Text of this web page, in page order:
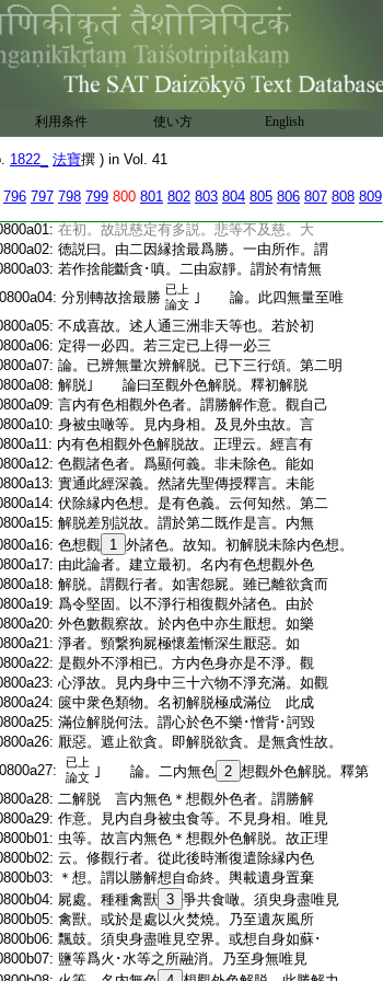
利用条件 使い方 English
1822_ 法寶撰 ) in Vol. 41
796 797 798 799 800 801 802 803 804 805 806 807 808 809
起上地無量速疾。猶如學書 問初定無
量無間。即能起第二定無量不。有説不能。
必修自地加行。引發方現前故。有説亦能。已
熟修者起一加行。或無加行能歴諸地。或
上或下起無量故 婆沙八十三云。＊如契
經説。住慈定者刀･毒･水･火皆不能害。必
無災横而致命終 問何故爾耶。尊者世友
作如是説。以慈是不害法故。有説慈勢力
大故。有説慈爲饒益
故。大徳説曰。若住慈定。色界大種遍身分
在初。故説慈定有多説。悲等不及慈。大
徳説曰。由二因縁捨最爲勝。一由所作。謂
若作捨能斷貪･嗔。二由寂靜。謂於有情無
分別轉故捨最勝 已上
論文 ｣ 論。此四無量至唯
不成喜故。述人通三洲非天等也。若於初
定得一必四。若三定已上得一必三
論。已辨無量次辨解脱。已下三行頌。第二明
解脱｣ 論曰至觀外色解脱。釋初解脱
言内有色相觀外色者。謂勝解作意。觀自己
身被虫噉等。見内身相。及見外虫故。言
内有色相觀外色解脱故。正理云。經言有
色觀諸色者。爲顯何義。非未除色。能如
實通此經深義。然諸先聖傳授釋言。未能
伏除縁内色想。是有色義。云何知然。第二
解脱差別説故。謂於第二既作是言。内無
色想觀 1 外諸色。故知。初解脱未除内色想。
由此論者。建立最初。名内有色想觀外色
解脱。謂觀行者。如害怨屍。雖已離欲貪而
爲令堅固。以不淨行相復觀外諸色。由於
外色數觀察故。於内色中亦生厭想。如樂
淨者。頸繋狗屍極懷羞慚深生厭惡。如
是觀外不淨相已。方内色身亦是不淨。觀
心淨故。見内身中三十六物不淨充滿。如觀
篋中衆色類物。名初解脱極成滿位 此成
滿位解脱何法。謂心於色不樂･憎背･訶毀
厭惡。遮止欲貪。即解脱欲貪。是無貪性故。
已上
論文 ｣ 論。二内無色 2 想觀外色解脱。釋第
二解脱 言内無色＊想觀外色者。謂勝解
作意。見内自身被虫食等。不見身相。唯見
虫等。故言内無色＊想觀外色解脱。故正理
云。修觀行者。從此後時漸復遣除縁内色
＊想。謂以勝解想自命終。輿載遺身置棄
屍處。種種禽獸 3 爭共食噉。須臾身盡唯見
禽獸。或於是處以火焚燒。乃至遺灰風所
飄鼓。須臾身盡唯見空界。或想自身如蘇･
鹽等爲火･水等之所融消。乃至身無唯見